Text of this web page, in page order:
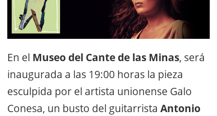
En el Museo del Cante de las Minas, será
inaugurada a las 19:00 horas la pieza
esculpida por el artista unionense Galo
Conesa, un busto del guitarrista Antonio